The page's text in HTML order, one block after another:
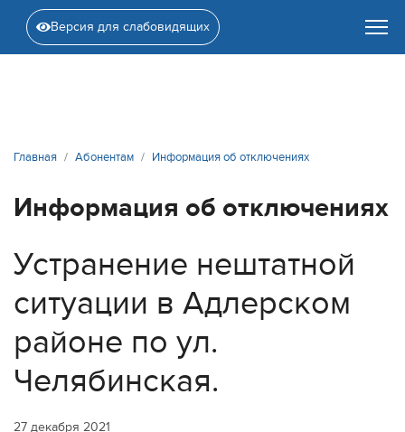
Версия для слабовидящих
Главная Абонентам Информация об отключениях
Информация об отключениях
Устранение нештатной
ситуации в Адлерском
районе по ул.
Челябинская.
27 декабря 2021